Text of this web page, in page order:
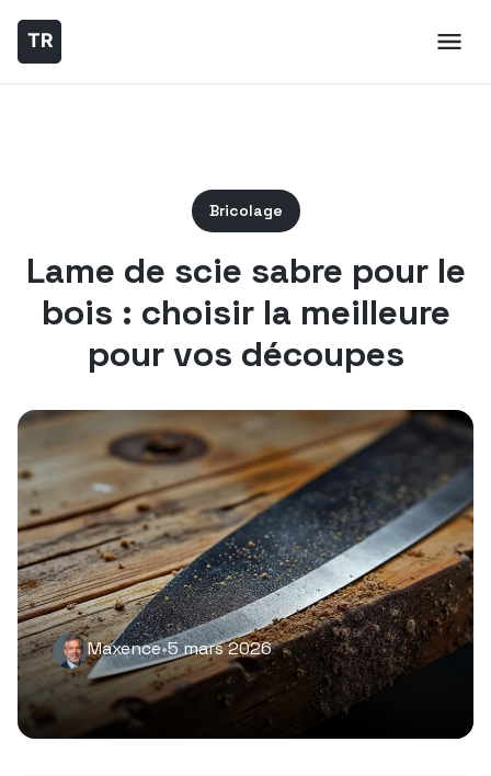
Bricolage
Lame de scie sabre pour le
bois : choisir la meilleure
pour vos découpes
Maxence•5 mars 2026